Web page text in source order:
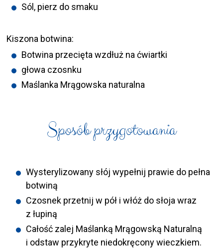
Sól, pierz do smaku
Kiszona botwina:
Botwina przecięta wzdłuż na ćwiartki
głowa czosnku
Maślanka Mrągowska naturalna
Sposób przygotowania
Wysterylizowany słój wypełnij prawie do pełna
botwiną
Czosnek przetnij w pół i włóż do słoja wraz
z łupiną
Całość zalej Maślanką Mrągowską Naturalną
i odstaw przykryte niedokręcony wieczkiem.